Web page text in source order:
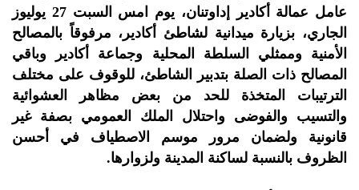
عامل عمالة أكادير إداوتنان، يوم امس السبت 27 يوليوز
الجاري، بزيارة ميدانية لشاطئ أكادير، مرفوقاً بالمصالح
الأمنية وممثلي السلطة المحلية وجماعة أكادير وباقي
المصالح ذات الصلة بتدبير الشاطئ، للوقوف على مختلف
الترتيبات المتخذة للحد من بعض مظاهر العشوائية
والتسيب والفوضى واحتلال الملك العمومي بصفة غير
قانونية ولضمان مرور موسم الاصطياف في أحسن
الظروف بالنسبة لساكنة المدينة ولزوارها.